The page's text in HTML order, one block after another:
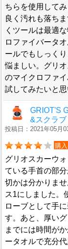
ちらを使用して
良く汚れも落ち
くツールは最適
ロファイバータ
ールでもしっく
悩ましい。グリ
のマイクロファ
試してみたいと思
GRIOT'S
&スクラブ
投稿日：2021年05月
購
グリオスカーウ
ている手首の部
切かは分かりま
ス1にしました。
ローブとして手
す。あと、厚い
までには時間が
ータオルで充分